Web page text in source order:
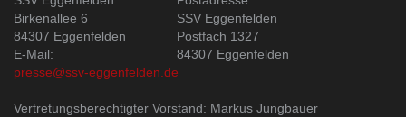
Birkenallee 6
84307 Eggenfelden
E-Mail:
presse@ssv-eggenfelden.de
SSV Eggenfelden
Postfach 1327
84307 Eggenfelden
Vertretungsberechtigter Vorstand: Markus Jungbauer